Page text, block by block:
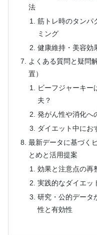
法
筋トレ時のタンパ
ミング
健康維持・美容効
よくある質問と疑問
置）
ビーフジャーキー
夫？
発がん性や消化へ
ダイエット中にお
最新データに基づく
とめと活用提案
効果と注意点の再
実践的なダイエッ
研究・公的データ
性と有効性